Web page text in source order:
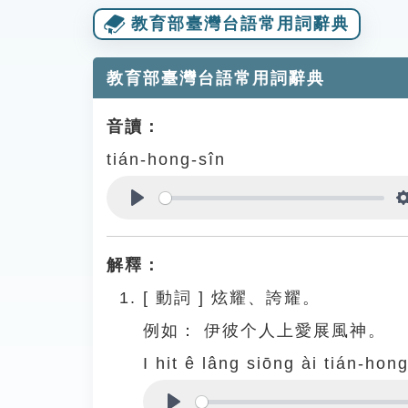
教育部臺灣台語常用詞辭典
教育部臺灣台語常用詞辭典
音讀：
tián-hong-sîn
解釋：
[ 動詞 ] 炫耀、誇耀。
例如：
伊彼个人上愛展風神。
I hit ê lâng siōng ài tián-